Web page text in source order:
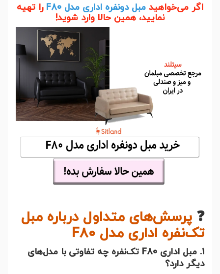
اگر می‌خواهید مبل دونفره اداری مدل F80
را تهیه
نمایید، همین حالا وارد شوید!
❓ پرسش‌های متداول درباره مبل
تک‌نفره اداری مدل F80
1. مبل اداری F80 تک‌نفره چه تفاوتی با مدل‌های
دیگر دارد؟